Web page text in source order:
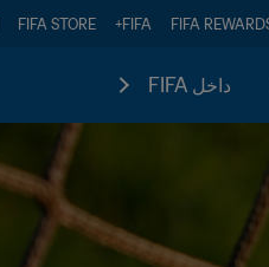
FIFA
FIFA+
FIFA STORE
داخل FIFA